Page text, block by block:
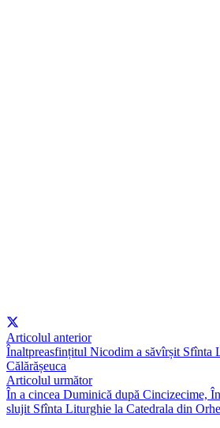
Articolul anterior
Înaltpreasfințitul Nicodim a săvîrșit Sfînta
Călărășeuca
Articolul următor
În a cincea Duminică după Cincizecime,
slujit Sfînta Liturghie la Catedrala din